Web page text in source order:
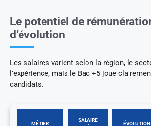
Le potentiel de
d’évolution
Les salaires varient selon la région, le
l’expérience, mais le Bac +5 joue
candidats.
MÉTIER
SALAIRE
ÉVOLUTION